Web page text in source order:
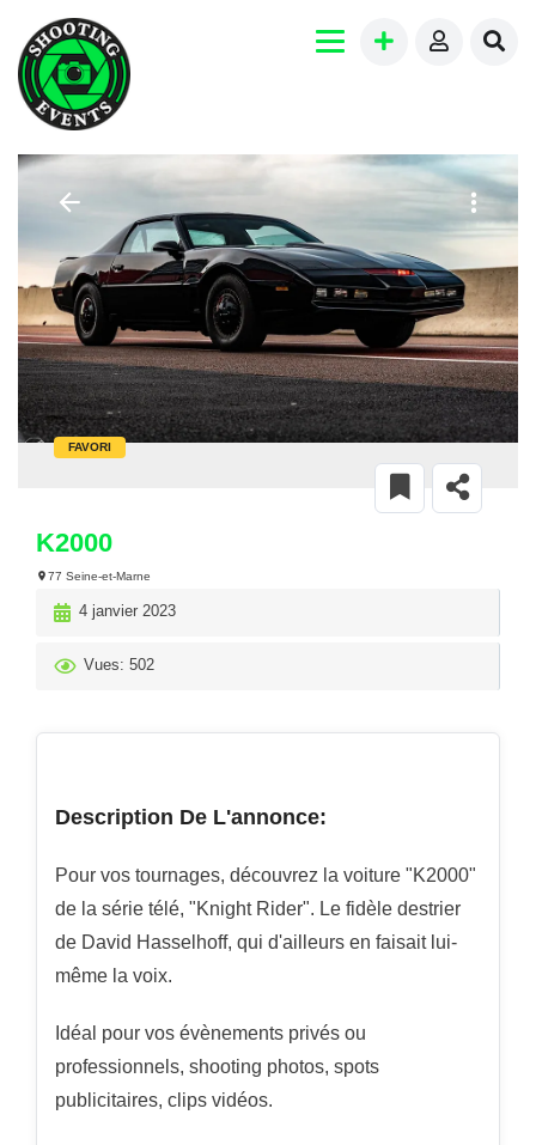
FAVORI
K2000
77 Seine-et-Marne
4 janvier 2023
Vues: 502
Description De L'annonce:
Pour vos tournages, découvrez la voiture "K2000"
de la série télé, "Knight Rider". Le fidèle destrier
de David Hasselhoff, qui d'ailleurs en faisait lui-
même la voix.
Idéal pour vos évènements privés ou
professionnels, shooting photos, spots
publicitaires, clips vidéos.